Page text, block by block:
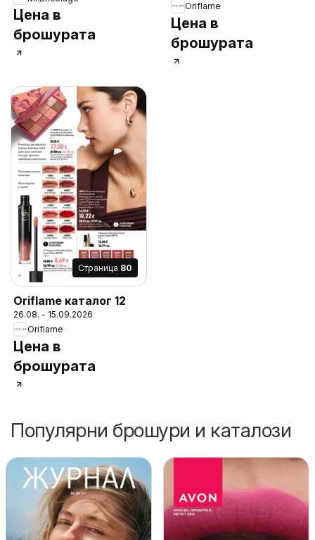
Цена в
брошурата
Oriflame
Цена в
брошурата
Cтраница 80
Oriflame каталог 12
26.08. - 15.09.2026
Oriflame
Цена в
брошурата
Популярни брошури и каталози